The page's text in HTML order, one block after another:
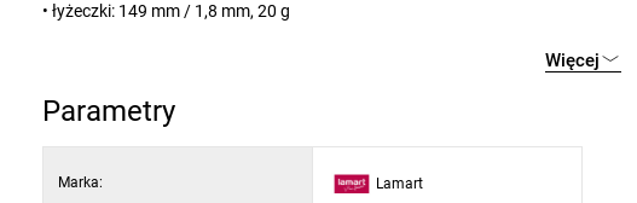
• łyżeczki: 149 mm / 1,8 mm, 20 g
Więcej
Parametry
Marka: Lamart